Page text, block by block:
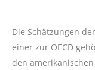
Die Schätzungen
einer zur OECD
den